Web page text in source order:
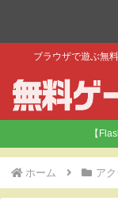
ブラウザで遊ぶ無
【
ホーム ア